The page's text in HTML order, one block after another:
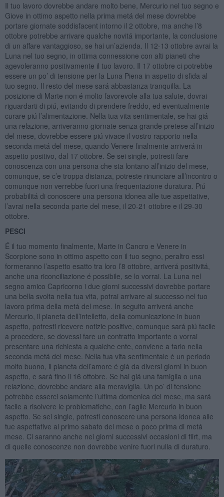
Il tuo lavoro dovrebbe andare molto bene, Mercurio nel tuo segno e
Giove in ottimo aspetto nella prima metá del mese dovrebbe
portare giornate soddisfacent intorno il 2 ottobre, ma anche l’8
ottobre potrebbe arrivare qualche novitá importante, la conclusione
di un affare vantaggioso, se hai un’azienda. Il 12-13 ottobre avrai la
Luna nel tuo segno, in ottima connessione con alti pianeti che
agevoleranno positivamente il tuo lavoro. Il 17 ottobre ci potrebbe
essere un po’ di tensione per la Luna Piena in aspetto di sfida al
tuo segno. Il resto del mese sará abbastanza tranquilla. La
posizione di Marte non é molto favorevole alla tua salute, dovrai
riguardarti di piú, evitando di prendere freddo, ed eventualmente
curare piú l’alimentazione. Nella tua vita sentimentale, se hai giá
una relazione, arriveranno giornate senza grande pretese all’inizio
del mese, dovrebbe essere piú vivace il vostro rapporto nella
seconda metá del mese, quando Venere finalmente arriverá in
aspetto positivo, dal 17 ottobre. Se sei single, potresti fare
conoscenza con una persona che sta lontano all’inizio del mese,
comunque, se c’e troppa distanza, potreste rinunciare all’incontro o
comunque non verrebbe fuori una frequentazione duratura. Piú
probabilitá di conoscere una persona idonea alle tue aspettative,
l’avrai nella seconda parte del mese, il 20-21 ottobre e il 29-30
ottobre.
PESCI
É il tuo momento finalmente, Marte in Cancro e Venere in
Scorpione sono in ottimo aspetto con il tuo segno, peraltro essi
formeranno l’aspetto esatto tra loro l’8 ottobre, arriverá positivitá,
anche una riconciliazione é possibile, se lo vorrai. La Luna nel
segno amico Capricorno i due giorni successivi dovrebbe portare
una bella svolta nella tua vita, potrai arrivare al successo nel tuo
lavoro prima della metá del mese. In seguito arriverá anche
Mercurio, il pianeta dell’intelletto, della comunicazione in buon
aspetto, potresti ricevere notizie positive, comunque sará piú facile
a procedere, se dovessi fare un contratto importante o vorrai
presentare una richiesta a qualche ente, conviene a farlo nella
seconda metá del mese. Nella tua vita sentimentale é un periodo
molto buono, il pianeta dell’amore é giá da diversi giorni in buon
aspetto, e sará fino il 16 ottobre. Se hai giá una famiglia o una
relazione, dovrebbe andare alla meraviglia. Un po’ di tensione
potrebbe esserci solamente l’ultima domenica del mese, ma sará
facile a risolvere le problematiche, con l’agile Mercurio in buon
aspetto. Se sei single, potresti conoscere una persona idonea alle
tue aspettative al primo sabato del mese o poco prima di metá
mese. Ci saranno anche nei giorni successivi occasioni di flirt, ma
di quelle conoscenze non dovrebbe venire fuori nulla di duraturo.